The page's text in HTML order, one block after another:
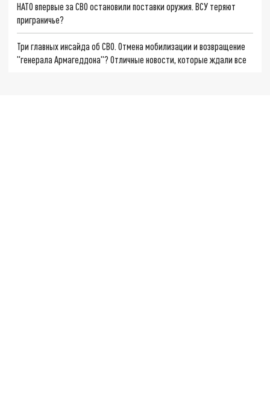
НАТО впервые за СВО остановили поставки оружия. ВСУ теряют
приграничье?
Три главных инсайда об СВО. Отмена мобилизации и возвращение
"генерала Армагеддона"? Отличные новости, которые ждали все